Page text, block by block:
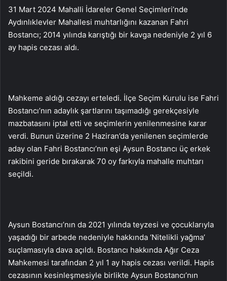
31 Mart 2024 Mahalli İdareler Genel Seçimleri’nde
Aydınlıklevler Mahallesi muhtarlığını kazanan Fahri
Bostancı; 2014 yılında karıştığı bir kavga nedeniyle 2 yıl 6
ay hapis cezası aldı.
Mahkeme aldığı cezayı erteledi. İlçe Seçim Kurulu ise Fahri
Bostancı’nın adaylık şartlarını taşımadığı gerekçesiyle
mazbatasını iptal etti ve seçimlerin yenilenmesine karar
verdi. Bunun üzerine 2 Haziran’da yenilenen seçimlerde
aday olan Fahri Bostancı’nın eşi Aysun Bostancı üç erkek
rakibini geride bırakarak 70 oy farkıyla mahalle muhtarı
seçildi.
Aysun Bostancı’nın da 2021 yılında teyzesi ve çocuklarıyla
yaşadığı bir arbede nedeniyle hakkında ‘Nitelikli yağma’
suçlamasıyla dava açıldı. Bostancı hakkında Ağır Ceza
Mahkemesi tarafından 2 yıl 1 ay hapis cezası verildi. Hapis
cezasının kesinleşmesiyle birlikte Aysun Bostancı’nın